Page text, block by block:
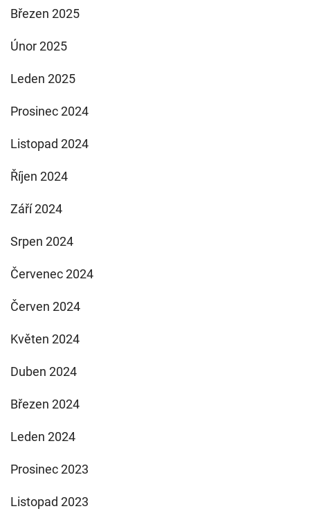
Březen 2025
Únor 2025
Leden 2025
Prosinec 2024
Listopad 2024
Říjen 2024
Září 2024
Srpen 2024
Červenec 2024
Červen 2024
Květen 2024
Duben 2024
Březen 2024
Leden 2024
Prosinec 2023
Listopad 2023